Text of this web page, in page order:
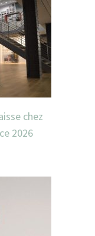
chez
2026